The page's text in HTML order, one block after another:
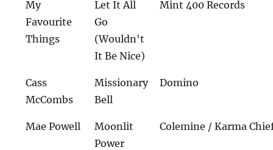
My
Favourite
Things
Let It All
Go
(Wouldn't
It Be Nice)
Mint 400 Records
Cass
McCombs
Missionary
Bell
Domino
Mae Powell
Moonlit
Power
Colemine / Karma